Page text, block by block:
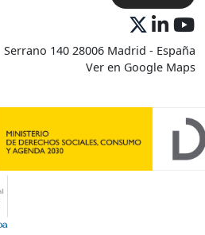
Serrano 140 28006 Madrid - España
Ver en Google Maps